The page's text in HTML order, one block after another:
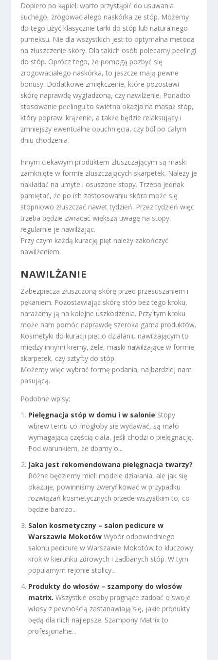
Dopiero po kąpieli warto przystąpić do usuwania
suchego, zrogowaciałego naskórka ze stóp. Możemy
do tego użyć klasycznie tarki do stóp lub naturalnego
pumeksu. Nie dla wszystkich jest to optymalna metoda
na złuszczenie skóry. Dla takich osób polecamy peelingi
do stóp. Oprócz tego, że pomogą pozbyć się
zrogowaciałego naskórka, to jeszcze mają pewne
bonusy. Dodatkowe zmiękczenie, które pozostawi
skórę naprawdę wygładzoną, czy nawilżenie. Ponadto
stosowanie peelingu to świetna okazja na masaż stóp,
który poprawi krążenie, a także będzie relaksujący i
zmniejszy ewentualne opuchnięcia, czy ból po całym
dniu chodzenia.
Innym ciekawym produktem złuszczającym są maski
zamknięte w formie złuszczających skarpetek. Należy je
nakładać na umyte i osuszone stopy. Trzeba jednak
pamiętać, że po ich zastosowaniu skóra może się
stopniowo złuszczać nawet tydzień. Przez tydzień więc
trzeba będzie zwracać większą uwagę na stopy,
regularnie je nawilżając.
Przy czym każdą kurację pięt należy zakończyć
nawilżeniem.
NAWILŻANIE
Zabezpiecza złuszczoną skórę przed przesuszaniem i
pękaniem. Pozostawiając skórę stóp bez tego kroku,
narażamy ją na kolejne uszkodzenia. Przy tym kroku
może nam pomóc naprawdę szeroka gama produktów.
Kosmetyki do kuracji pięt o działaniu nawilżającym to
między innymi kremy, żele, maski nawilżające w formie
skarpetek, czy sztyfty do stóp.
Możemy więc wybrać formę podania, najbardziej nam
pasującą.
Podobne wpisy:
Pielęgnacja stóp w domu i w salonie Stopy
wbrew temu co mogłoby się wydawać, są mało
wymagającą częścią ciała, jeśli chodzi o pielęgnację.
Pod warunkiem, że dbamy o...
Jaka jest rekomendowana pielęgnacja twarzy?
Różne będziemy mieli modele działania, ale jak się
okazuje, powinniśmy zweryfikować w przypadku
rozwiązań kosmetycznych przede wszystkim to, co
będzie bardzo...
Salon kosmetyczny – salon pedicure w
Warszawie Mokotów Wybór odpowiedniego
salonu pedicure w Warszawie Mokotów to kluczowy
krok w kierunku zdrowych i zadbanych stóp. W tym
popularnym rejonie stolicy...
Produkty do włosów – szampony do włosów
matrix. Wszystkie osoby pragnące zadbać o swoje
włosy z pewnością zastanawiają się, jakie produkty
będą dla nich najlepsze. Szampony Matrix to
profesjonalne...